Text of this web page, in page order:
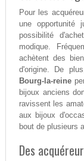
Pour les
une opportunité
possibilité
modique.
achètent des
d'origine. De
Bourg-la-reine
bijoux anciens
ravissent les
aux bijoux
bout de plusieurs
Des